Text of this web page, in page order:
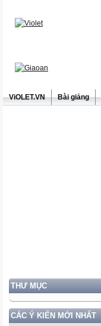
ViOLET.VN Bài giảng
THƯ MỤC
CÁC Ý KIẾN MỚI NHẤT